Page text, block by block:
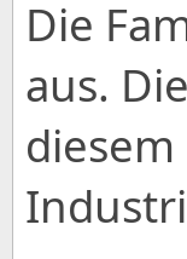
Die
aus.